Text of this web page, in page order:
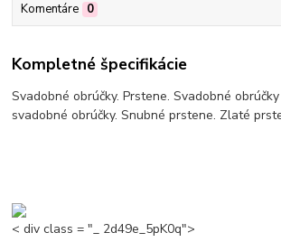
Komentáre 0
Kompletné špecifikácie
Svadobné obrúčky. Prstene. Svadobné
svadobné obrúčky. Snubné prstene. Zlaté
< div class = "_ 2d49e_5pK0q">